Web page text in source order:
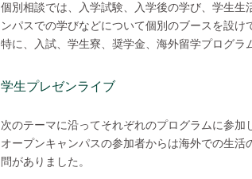
個別相談では、入学試験、入学後の学び、学生
ンパスでの学びなどについて個別のブースを設け
特に、入試、学生寮、奨学金、海外留学プログラ
学生プレゼンライブ
次のテーマに沿ってそれぞれのプログラムに参加
オープンキャンパスの参加者からは海外での生
問がありました。